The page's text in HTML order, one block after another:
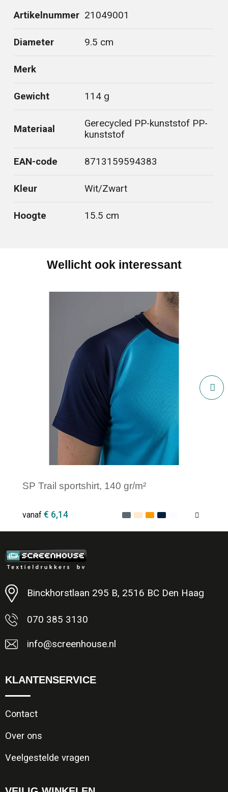
Artikelnummer 21049001
Diameter 9.5 cm
Merk
Gewicht 114 g
Materiaal
Gerecycled PP-kunststof PP-
kunststof
EAN-code 8713159594383
Kleur Wit/Zwart
Hoogte 15.5 cm
Wellicht ook interessant
SP Trail sportshirt, 140 gr/m²
vanaf € 6,14
Minimale afname: 1
Binckhorstlaan 295 B, 2516 BC Den Haag
070 385 3130
info@screenhouse.nl
KLANTENSERVICE
Contact
Over ons
Veelgestelde vragen